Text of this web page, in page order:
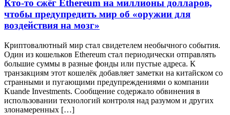
Кто-то сжёг Ethereum на миллионы долларов,
чтобы предупредить мир об «оружии для
воздействия на мозг»
Криптовалютный мир стал свидетелем необычного события.
Один из кошельков Ethereum стал периодически отправлять
большие суммы в разные фонды или пустые адреса. К
транзакциям этот кошелёк добавляет заметки на китайском со
странными и пугающими предупреждениями о компании
Kuande Investments. Сообщение содержало обвинения в
использовании технологий контроля над разумом и других
злонамеренных […]